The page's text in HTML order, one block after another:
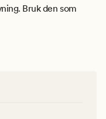
Bruk den som